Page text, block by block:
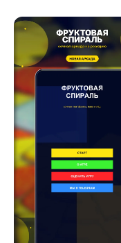
Кубики 2048: 3D
Плюс Сити —
Подборка тайм-
Часто задаваемые
Похожие статьи